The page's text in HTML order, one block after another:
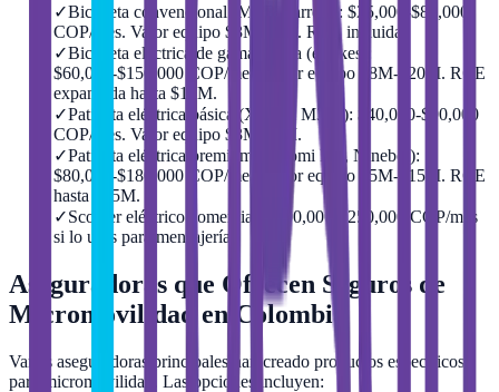
✓Bicicleta convencional (MTB/Carrera): $25,000-$80,000
COP/mes. Valor equipo $3M-$8M. RCE incluida.
✓Bicicleta eléctrica de gama media (e-bikes):
$60,000-$150,000 COP/mes. Valor equipo $8M-$20M. RCE
expandida hasta $10M.
✓Patineta eléctrica básica (Xiaomi M365): $40,000-$90,000
COP/mes. Valor equipo $3M-$5M.
✓Patineta eléctrica premium (Xiaomi Pro, Ninebot):
$80,000-$180,000 COP/mes. Valor equipo $5M-$15M. RCE
hasta $15M.
✓Scooter eléctrico comercial: $100,000-$250,000 COP/mes
si lo usas para mensajería.
Aseguradoras que Ofrecen Seguros de
Micromovilidad en Colombia
Varias aseguradoras principales han creado productos específicos
para micromovilidad. Las opciones incluyen: